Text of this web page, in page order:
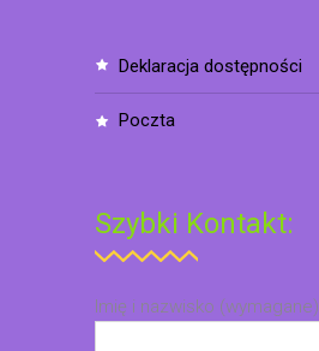
deklaracja dostępności
poczta
Szybki Kontakt:
Imię i nazwisko (wymagane)